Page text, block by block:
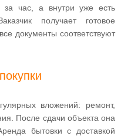
за час, а внутри уже есть
получает готовое
документы соответствуют
вложений: ремонт,
После сдачи объекта она
бытовки с доставкой